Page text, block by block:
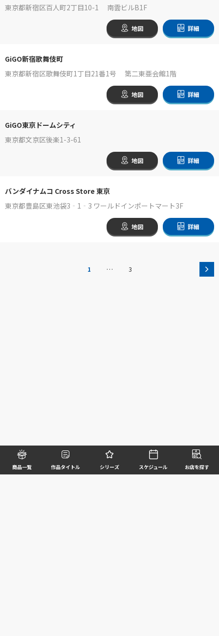
商品一覧 作品タイトル シリーズ スケジュール お店を探す
東京都新宿区百人町2丁目10-1 南雲ビルB1F
地図 詳細
GiGO新宿歌舞伎町
東京都新宿区歌舞伎町1丁目21番1号 第二東亜会館1階
地図 詳細
GiGO東京ドームシティ
東京都文京区後楽1-3-61
地図 詳細
バンダイナムコ Cross Store 東京
東京都豊島区東池袋3‐1‐3 ワールドインポートマート3F
地図 詳細
1 … 3